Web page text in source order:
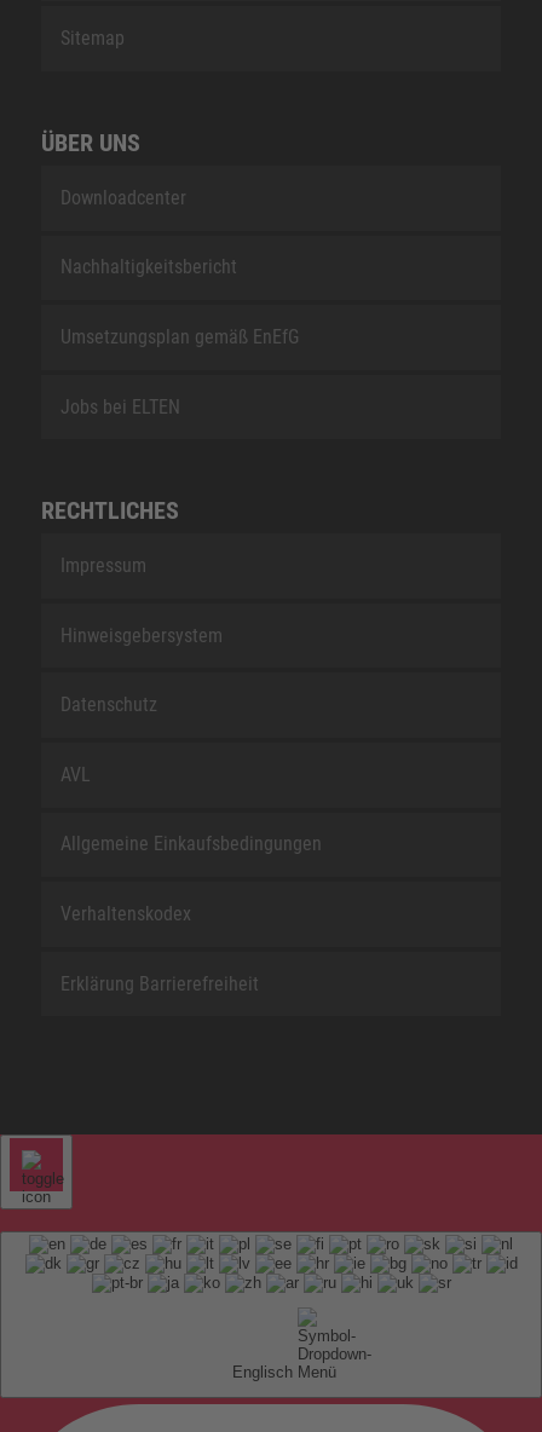
Sitemap
ÜBER UNS
Downloadcenter
Nachhaltigkeitsbericht
Umsetzungsplan gemäß EnEfG
Jobs bei ELTEN
RECHTLICHES
Impressum
Hinweisgebersystem
Datenschutz
AVL
Allgemeine Einkaufsbedingungen
Verhaltenskodex
Erklärung Barrierefreiheit
Englisch